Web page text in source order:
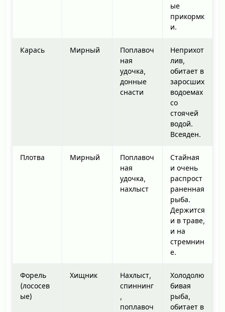
ые
прикормк
и.
Карась Мирный
Поплавоч
ная
удочка,
донные
снасти
Неприхот
лив,
обитает в
заросших
водоемах
со
стоячей
водой.
Всеяден.
Плотва Мирный
Поплавоч
ная
удочка,
нахлыст
Стайная
и очень
распрост
раненная
рыба.
Держится
и в траве,
и на
стремнин
е.
Форель
(лососев
ые)
Хищник
Нахлыст,
спиннинг
,
поплавоч
Холодолю
бивая
рыба,
обитает в